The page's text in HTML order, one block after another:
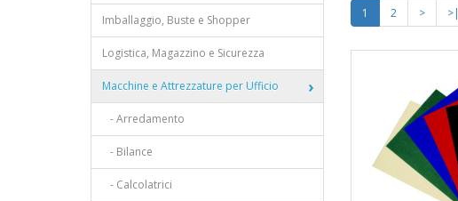
Imballaggio, Buste e Shopper
Logistica, Magazzino e Sicurezza
Macchine e Attrezzature per Ufficio
- Arredamento
- Bilance
- Calcolatrici
1 2 > >|